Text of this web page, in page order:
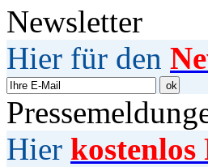
Newsletter
Hier für den
Hier kostenlos